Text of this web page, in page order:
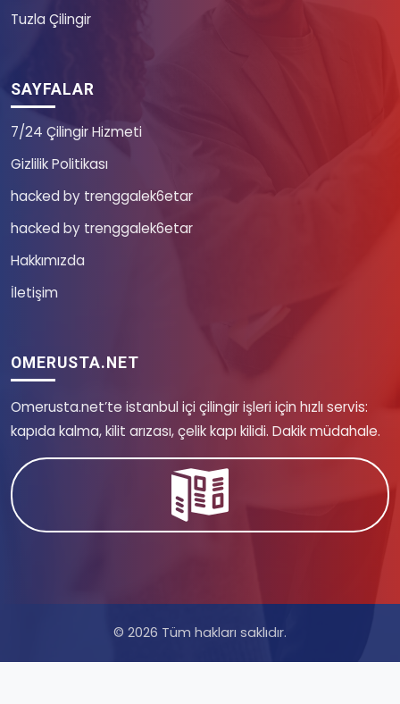
Tuzla Çilingir
SAYFALAR
7/24 Çilingir Hizmeti
Gizlilik Politikası
hacked by trenggalek6etar
hacked by trenggalek6etar
Hakkımızda
İletişim
OMERUSTA.NET
Omerusta.net’te istanbul içi çilingir işleri için hızlı servis:
kapıda kalma, kilit arızası, çelik kapı kilidi. Dakik müdahale.
© 2026 Tüm hakları saklıdır.